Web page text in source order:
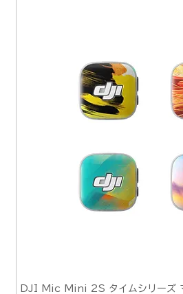
DJI Mic Mini 2S タイムシリーズ